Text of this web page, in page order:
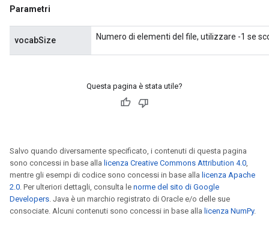
Parametri
vocabSize Numero di elementi del file, utilizzare -1 se
Questa pagina è stata utile?
Salvo quando diversamente specificato, i contenuti di questa pagina
sono concessi in base alla licenza Creative Commons Attribution 4.0,
mentre gli esempi di codice sono concessi in base alla licenza Apache
2.0. Per ulteriori dettagli, consulta le norme del sito di Google
Developers. Java è un marchio registrato di Oracle e/o delle sue
consociate. Alcuni contenuti sono concessi in base alla licenza NumPy.